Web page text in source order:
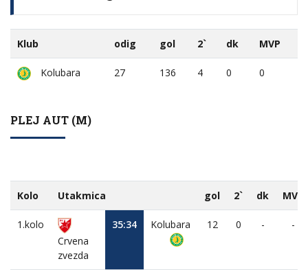
Klub odig gol 2` dk MVP
Kolubara 27 136 4 0 0
PLEJ AUT (M)
Kolo Utakmica gol 2` dk MVP
1.kolo
Crvena
zvezda
35:34 Kolubara 12 0 - -